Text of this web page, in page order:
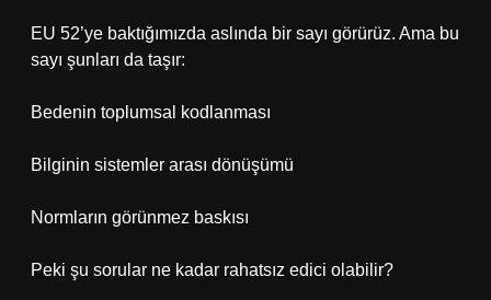
EU 52’ye baktığımızda aslında bir sayı görürüz. Ama bu
sayı şunları da taşır:
Bedenin toplumsal kodlanması
Bilginin sistemler arası dönüşümü
Normların görünmez baskısı
Peki şu sorular ne kadar rahatsız edici olabilir?